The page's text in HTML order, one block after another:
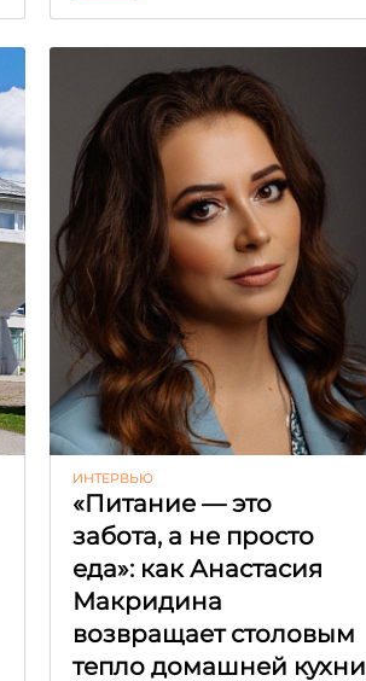
ИНТЕРВЬЮ
«Питание — это
забота, а не просто
еда»: как Анастасия
Макридина
возвращает столовым
тепло домашней кухни